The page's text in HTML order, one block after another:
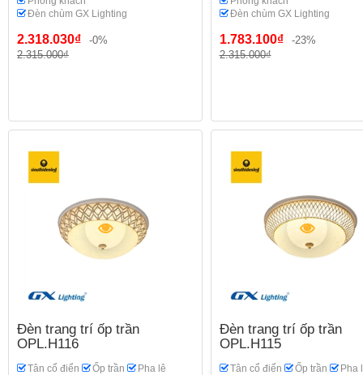
Đèn chùm GX Lighting
2.318.030₫
-0%
2.315.000₫
Đèn chùm GX Lighting
1.783.100₫
-23%
2.315.000₫
Đèn trang trí ốp trần
OPL.H116
Tân cổ điển Ốp trần
Pha lê
Đèn trang trí ốp trần
OPL.H115
Tân cổ điển Ốp trần
Pha